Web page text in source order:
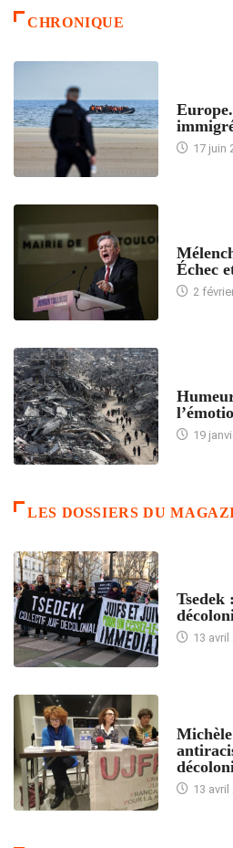
CHRONIQUE
17 juin
Échec
2
19
LES DOSSIERS DU
Tsedek
13 avril
13 avril